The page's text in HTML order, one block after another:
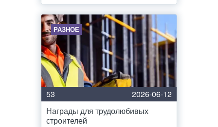
РАЗНОЕ
53
2026-06-12
Награды для трудолюбивых
строителей